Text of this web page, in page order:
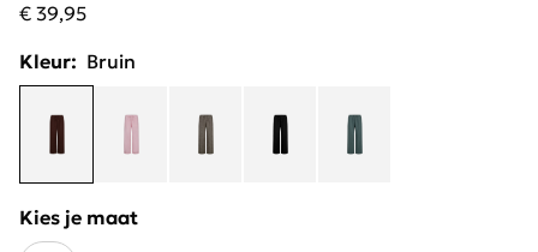
€ 39,95
Kleur: Bruin
Kies je maat